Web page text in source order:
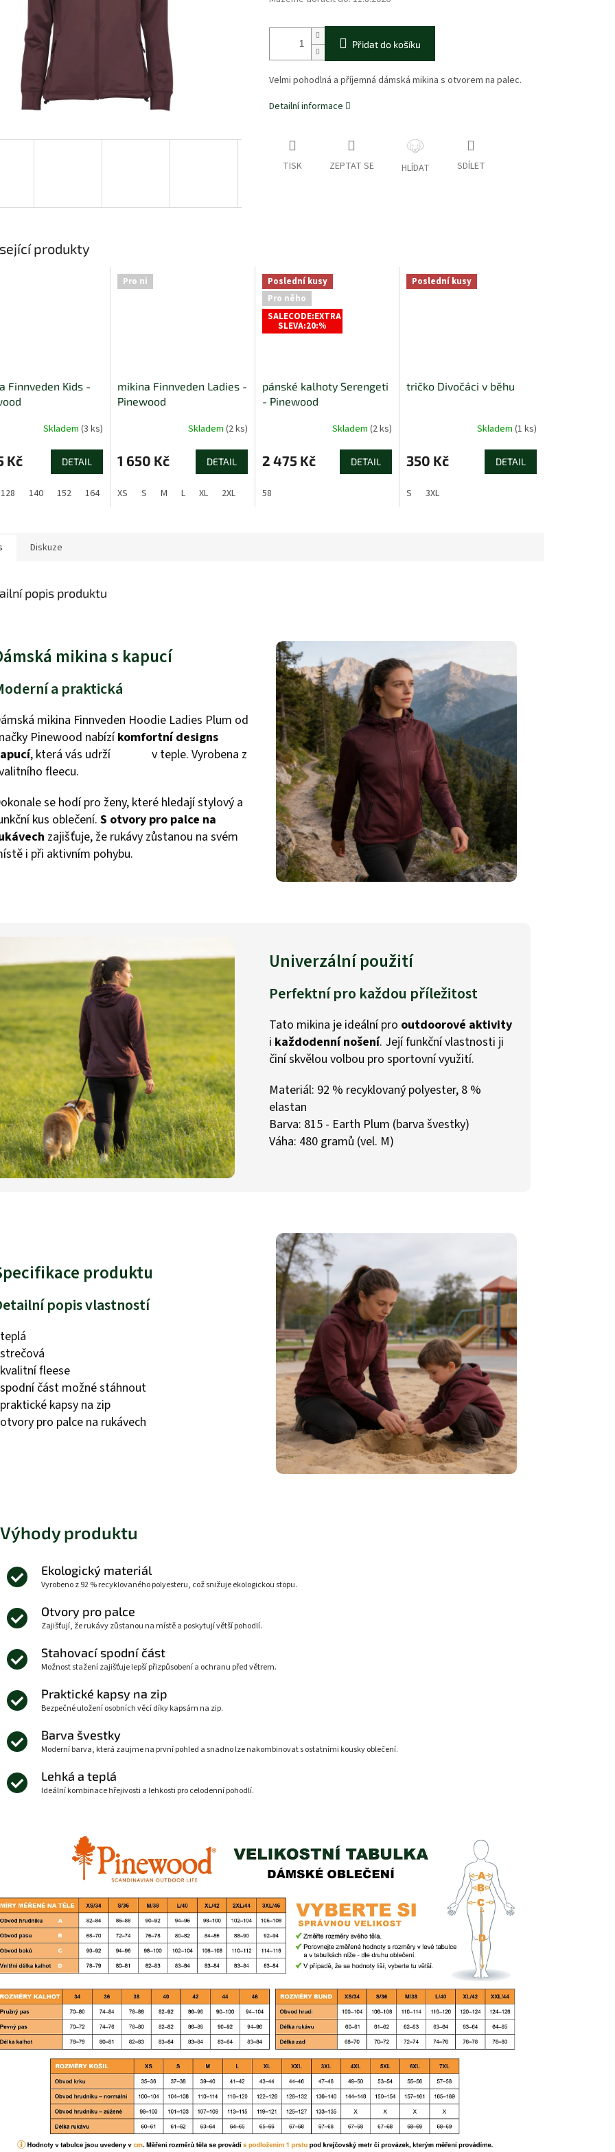
Přidat do košíku
Velmi pohodlná a příjemná dámská mikina s otvorem na palec.
Detailní informace
TISK ZEPTAT SE HLÍDAT SDÍLET
produkty
Finnveden Kids -
Skladem (3 ks)
Kč DETAIL
128 140 152 164 176
Pro ni
mikina Finnveden Ladies -
Pinewood
Skladem (2 ks)
1 650 Kč DETAIL
XS S M L XL 2XL
Poslední kusy
Pro něho
SALECODE:EXTRA
SLEVA:20:%
pánské kalhoty Serengeti
- Pinewood
Skladem(2 ks)
2 475 Kč DETAIL
58
Poslední kusy
tričko Divočáci v běhu
Skladem (1 ks)
350 Kč DETAIL
S 3XL
Diskuze
popis produktu
mikina s kapucí
a praktická
mikina Finnveden Hoodie Ladies Plum od
Pinewood nabízíkomfortní designs
, která vás udrží v teple. Vyrobena z
fleecu.
se hodí pro ženy, které hledají stylový a
kus oblečení.S otvory pro palce na
zajišťuje, že rukávy zůstanou na svém
i při aktivním pohybu.
Univerzální použití
Perfektní pro každou příležitost
Tato mikina je ideální pro outdoorové aktivity
i každodenní nošení. Její funkční vlastnosti ji
činí skvělou volbou pro sportovní využití.
Materiál: 92 % recyklovaný polyester, 8 %
elastan
Barva: 815 - Earth Plum (barva švestky)
Váha: 480 gramů (vel. M)
produktu
popis vlastností
fleese
část možné stáhnout
kapsy na zip
pro palce na rukávech
Výhody produktu
Ekologický materiál
Vyrobeno z 92 % recyklovaného polyesteru, což snižuje ekologickou stopu.
Otvory pro palce
Zajišťují, že rukávy zůstanou na místě a poskytují větší pohodlí.
Stahovací spodní část
Možnost stažení zajišťuje lepší přizpůsobení a ochranu před větrem.
Praktické kapsy na zip
Bezpečné uložení osobních věcí díky kapsám na zip.
Barva švestky
Moderní barva, která zaujme na první pohled a snadno lze nakombinovat s ostatními kousky oblečení.
Lehká a teplá
Ideální kombinace hřejivosti a lehkosti pro celodenní pohodlí.